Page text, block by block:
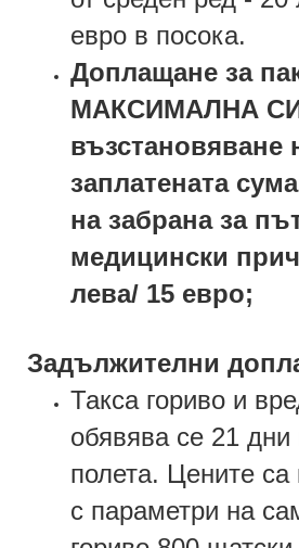
евро в посока.
Доплащане за
МАКСИМАЛНА
възстановяване
заплатената
на забрана за
медицински
лева/ 15 евро;
Задължителни
Такса гориво и
обявява се 21 дни
полета. Цените са
с параметри на